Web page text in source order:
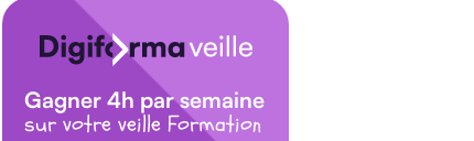
Gagner 4h par semaine
sur votre veille Formation